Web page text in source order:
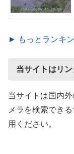
► もっとランキ
当サイトはリ
当サイトは国内
メラを検索でき
用ください。